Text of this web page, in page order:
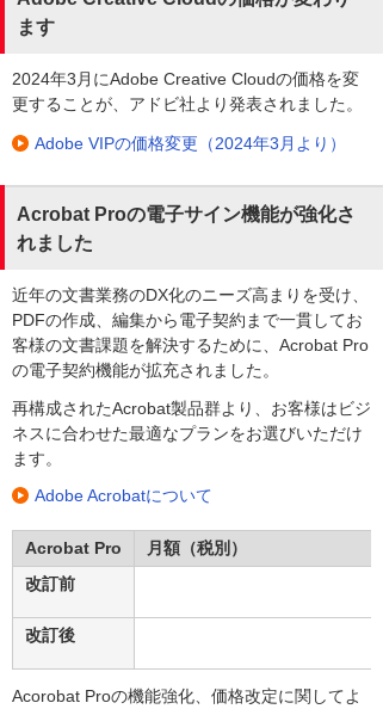
ます
2024年3月にAdobe Creative Cloudの価格を変
更することが、アドビ社より発表されました。
Adobe VIPの価格変更（2024年3月より）
Acrobat Proの電子サイン機能が強化さ
れました
近年の文書業務のDX化のニーズ高まりを受け、
PDFの作成、編集から電子契約まで一貫してお
客様の文書課題を解決するために、Acrobat Pro
の電子契約機能が拡充されました。
再構成されたAcrobat製品群より、お客様はビジ
ネスに合わせた最適なプランをお選びいただけ
ます。
Adobe Acrobatについて
Acrobat Pro
月額（税別）
改訂前
改訂後
Acorobat Proの機能強化、価格改定に関してよ